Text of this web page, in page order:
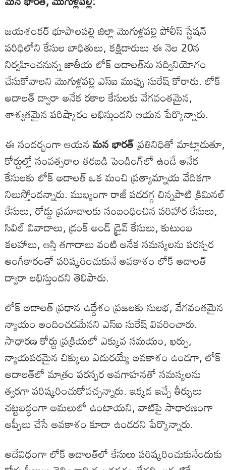
జయశంకర్ భూపాలపల్లి జిల్లా మొగుళ్లపల్లి పోలీస్ స్టేషన్
పరిధిలోని కేసుల బాధితులు, కక్షిదారులు ఈ నెల 20న
నిర్వహించనున్న జాతీయ లోక్ అదాలత్‌ను సద్వినియోగం
చేసుకోవాలని మొగుళ్లపల్లి ఎస్ఐ ముప్పు సురేష్ కోరారు. లోక్
అదాలత్ ద్వారా అనేక రకాల కేసులకు వేగవంతమైన,
శాశ్వతమైన పరిష్కారం లభిస్తుందని ఆయన పేర్కొన్నారు.
ఈ సందర్భంగా ఆయనమన భారత్ప్రతినిధితో మాట్లాడుతూ,
కోర్టుల్లో సంవత్సరాల తరబడి పెండింగ్‌లో ఉండే అనేక
కేసులకు లోక్ అదాలత్ ఒక మంచి ప్రత్యామ్నాయ వేదికగా
నిలుస్తోందన్నారు. ముఖ్యంగా రాజీ పడదగ్గ చిన్నపాటి క్రిమినల్
కేసులు, రోడ్డు ప్రమాదాలకు సంబంధించిన పరిహార కేసులు,
సివిల్ వివాదాలు, డ్రంక్ అండ్ డ్రైవ్ కేసులు, కుటుంబ
కలహాలు, ఆస్తి తగాదాలు వంటి అనేక సమస్యలను పరస్పర
అంగీకారంతో పరిష్కరించుకునే అవకాశం లోక్ అదాలత్
ద్వారా లభిస్తుందని తెలిపారు.
లోక్ అదాలత్ ప్రధాన ఉద్దేశం ప్రజలకు సులభ, వేగవంతమైన
న్యాయం అందించడమేనని ఎస్ఐ సురేష్ వివరించారు.
సాధారణ కోర్టు ప్రక్రియలో ఎక్కువ సమయం, ఖర్చు,
న్యాయపరమైన చిక్కులు ఎదురయ్యే అవకాశం ఉండగా, లోక్
అదాలత్‌లో మాత్రం పరస్పర అవగాహనతో సమస్యలను
త్వరగా పరిష్కరించుకోవచ్చన్నారు. ఇక్కడ ఇచ్చే తీర్పులు
చట్టబద్ధంగా అమలులో ఉంటాయని, వాటిపై సాధారణంగా
అప్పీలు చేసే అవకాశం కూడా ఉండదని పేర్కొన్నారు.
అదేవిధంగా లోక్ అదాలత్‌లో కేసులు పరిష్కరించుకునేందుకు